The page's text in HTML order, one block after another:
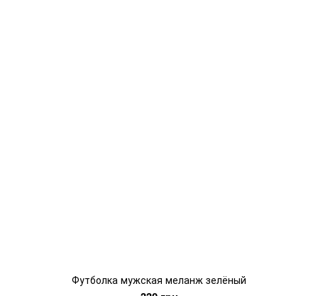
Футболка мужская меланж зелёный